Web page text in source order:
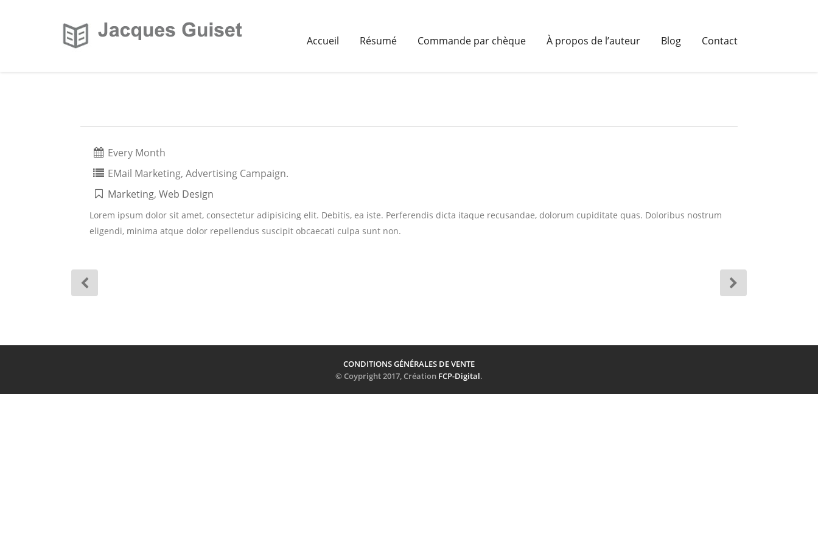
Accueil Résumé Commande par chèque À propos de l’auteur Blog Contact
Every Month
EMail Marketing, Advertising Campaign.
Marketing, Web Design
Lorem ipsum dolor sit amet, consectetur adipisicing elit. Debitis, ea iste. Perferendis dicta itaque recusandae, dolorum cupiditate quas. Doloribus nostrum
eligendi, minima atque dolor repellendus suscipit obcaecati culpa sunt non.
CONDITIONS GÉNÉRALES DE VENTE
© Coypright 2017, Création FCP-Digital.